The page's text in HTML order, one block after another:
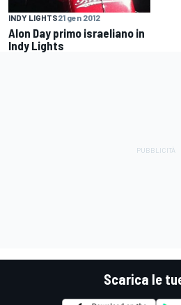
INDY LIGHTS21 gen 2012
Alon Day primo israeliano in
Indy Lights
Scarica le